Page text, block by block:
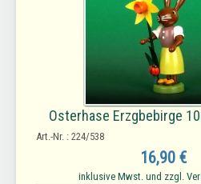
Osterhase Erzgbebirge
Art.-Nr. : 224/538
16,90 €
inklusive Mwst. und zzgl.